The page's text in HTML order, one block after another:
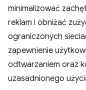
minimalizować
reklam i obniżać
ograniczonych
zapewnienie
odtwarzaniem oraz
uzasadnionego